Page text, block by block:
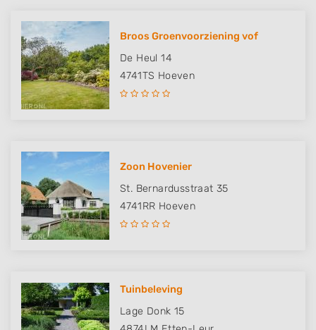
Broos Groenvoorziening vof
De Heul 14
4741TS Hoeven
Zoon Hovenier
St. Bernardusstraat 35
4741RR Hoeven
Tuinbeleving
Lage Donk 15